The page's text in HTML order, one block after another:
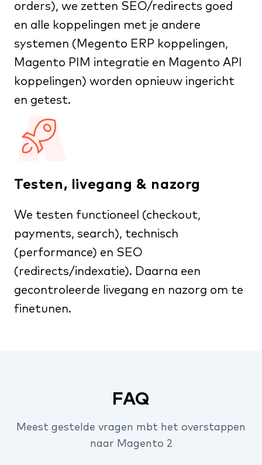
orders), we zetten SEO/redirects goed
en alle koppelingen met je andere
systemen ( Megento ERP koppelingen,
Magento PIM integratie en Magento API
koppelingen) worden opnieuw ingericht
en getest.
Testen, livegang & nazorg
We testen functioneel (checkout,
payments, search), technisch
(performance) en SEO
(redirects/indexatie). Daarna een
gecontroleerde livegang en nazorg om te
finetunen.
FAQ
Meest gestelde vragen mbt het overstappen
naar Magento 2